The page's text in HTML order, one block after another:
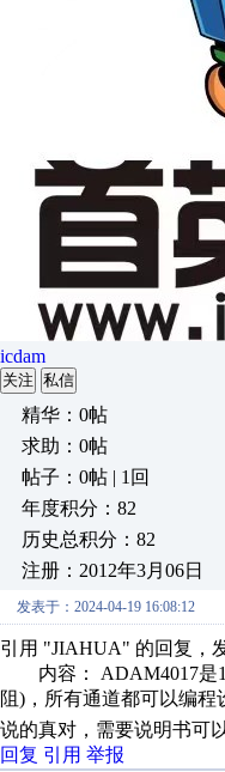
icdam
关注 私信
精华：0帖
求助：0帖
帖子：0帖 | 1回
年度积分：82
历史总积分：82
注册：2012年3月06日
发表于：2024-04-19 16:08:12
引用 "JIAHUA" 的回复，
内容： ADAM4017是16
阻)，所有通道都可以编
说的真对，需要说明书可
回复 引用 举报